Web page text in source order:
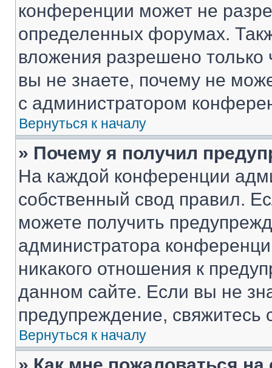
конференции может не
определенных форумах.
вложения разрешено
вы не знаете, почему не
с администратором
Вернуться к началу
» Почему я получил
На каждой конференции
собственный свод правил.
можете получить
администратора
никакого отношения к
данном сайте. Если вы не
предупреждение,
Вернуться к началу